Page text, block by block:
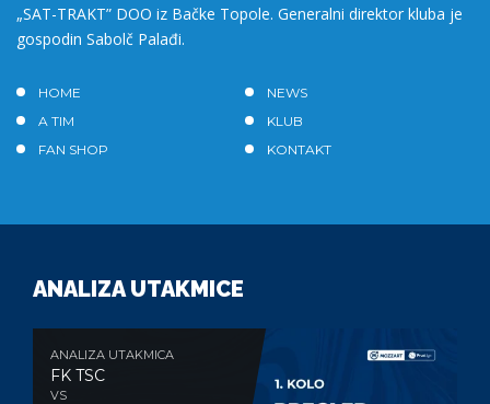
„SAT-TRAKT” DOO iz Bačke Topole. Generalni direktor kluba je
gospodin Sabolč Palađi.
HOME
NEWS
A TIM
KLUB
FAN SHOP
KONTAKT
ANALIZA UTAKMICE
ANALIZA UTAKMICA
FK TSC
VS